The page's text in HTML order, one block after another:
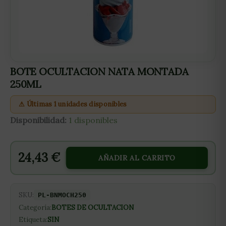
BOTE OCULTACION NATA MONTADA
250ML
⚠ Últimas 1 unidades disponibles
Disponibilidad: 1 disponibles
24,43 € AÑADIR AL CARRITO
SKU: PL-BNMOCH250
Categoría:BOTES DE OCULTACION
Etiqueta:SIN